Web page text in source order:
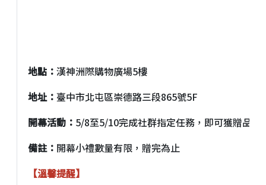
地點： 漢神洲際購物廣場5樓
地址： 臺中市北屯區崇德路三段865號5F
開幕活動： 5/8至5/10完成社群指定任務，即可獲贈品牌
備註： 開幕小禮數量有限，贈完為止
【溫馨提醒】